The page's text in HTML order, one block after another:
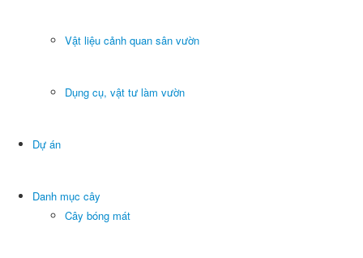
Vật liệu cảnh quan sân vườn
Dụng cụ, vật tư làm vườn
Dự án
Danh mục cây
Cây bóng mát